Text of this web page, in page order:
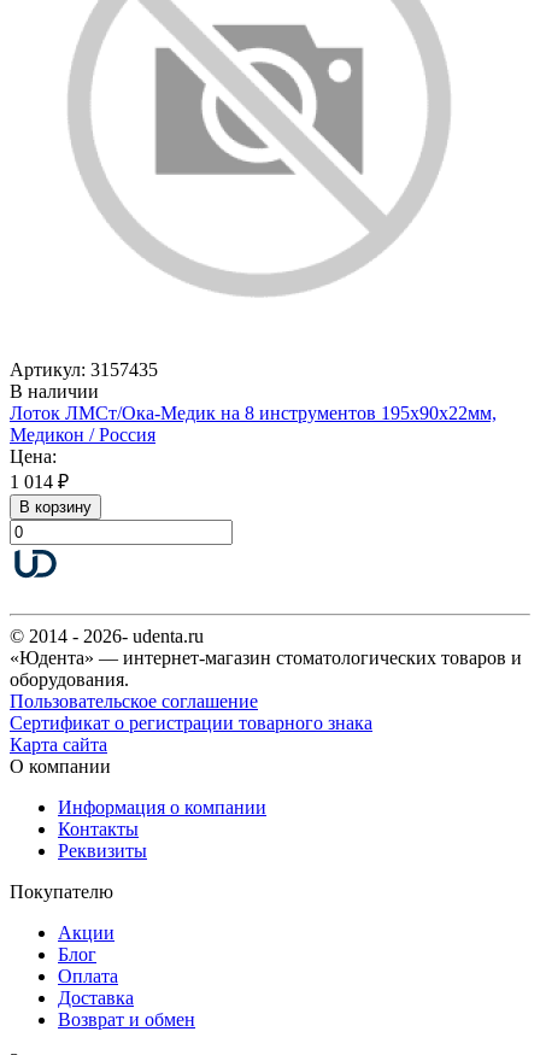
Артикул: 3157435
В наличии
Лоток ЛМСт/Ока-Медик на 8 инструментов 195х90х22мм,
Медикон / Россия
Цена:
1 014 ₽
В корзину
© 2014 - 2026- udenta.ru
«Юдента» — интернет-магазин стоматологических товаров и
оборудования.
Пользовательское соглашение
Сертификат о регистрации товарного знака
Карта сайта
О компании
Информация о компании
Контакты
Реквизиты
Покупателю
Акции
Блог
Оплата
Доставка
Возврат и обмен